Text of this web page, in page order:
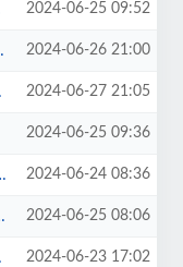
2024-06-25 09:52
2024-06-26 21:00
2024-06-27 21:05
2024-06-25 09:36
2024-06-24 08:36
2024-06-25 08:06
2024-06-23 17:02